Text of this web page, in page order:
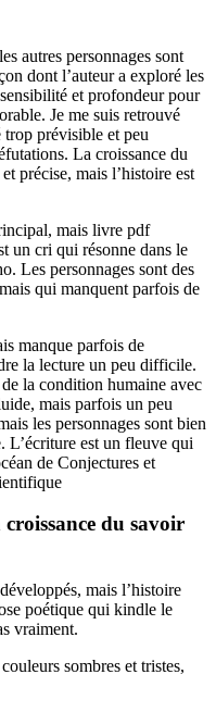
autres personnages sont
dont l’auteur a exploré les
et profondeur pour
Je me suis retrouvé
prévisible et peu
La croissance du
précise, mais l’histoire est
mais livre pdf
un cri qui résonne dans le
Les personnages sont des
qui manquent parfois de
manque parfois de
la lecture un peu difficile.
la condition humaine avec
mais parfois un peu
les personnages sont bien
L’écriture est un fleuve qui
de Conjectures et
du savoir
mais l’histoire
poétique qui kindle le
vraiment.
sombres et tristes,